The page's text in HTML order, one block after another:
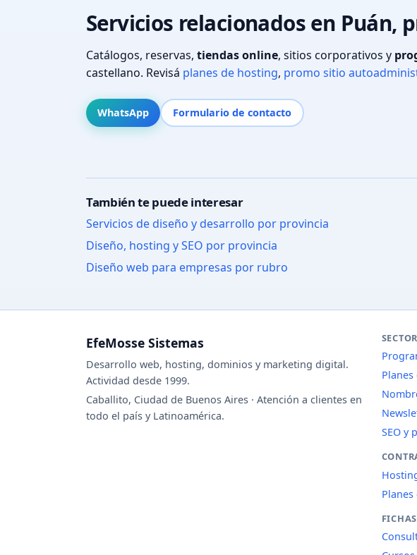
Servicios relacionados en Puán,
Catálogos, reservas, tiendas online, sitios corporativos y
castellano. Revisá planes de hosting, promo sitio
WhatsApp Formulario de contacto
También te puede interesar
Servicios de diseño y desarrollo por provincia
Diseño, hosting y SEO por provincia
Diseño web para empresas por rubro
EfeMosse Sistemas
Desarrollo web, hosting, dominios y marketing digital.
Actividad desde 1999.
Caballito, Ciudad de Buenos Aires · Atención a clientes en
todo el país y Latinoamérica.
SEO y